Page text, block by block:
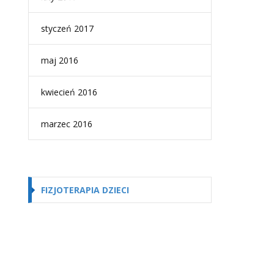
styczeń 2017
maj 2016
kwiecień 2016
marzec 2016
FIZJOTERAPIA DZIECI